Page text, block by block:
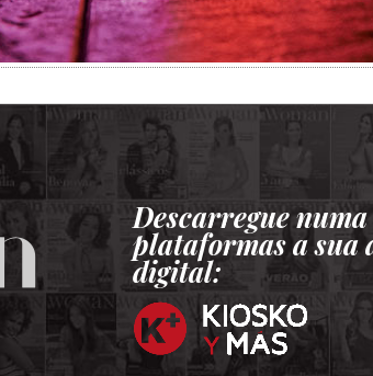
Descarregue numa
plataformas a sua
digital: